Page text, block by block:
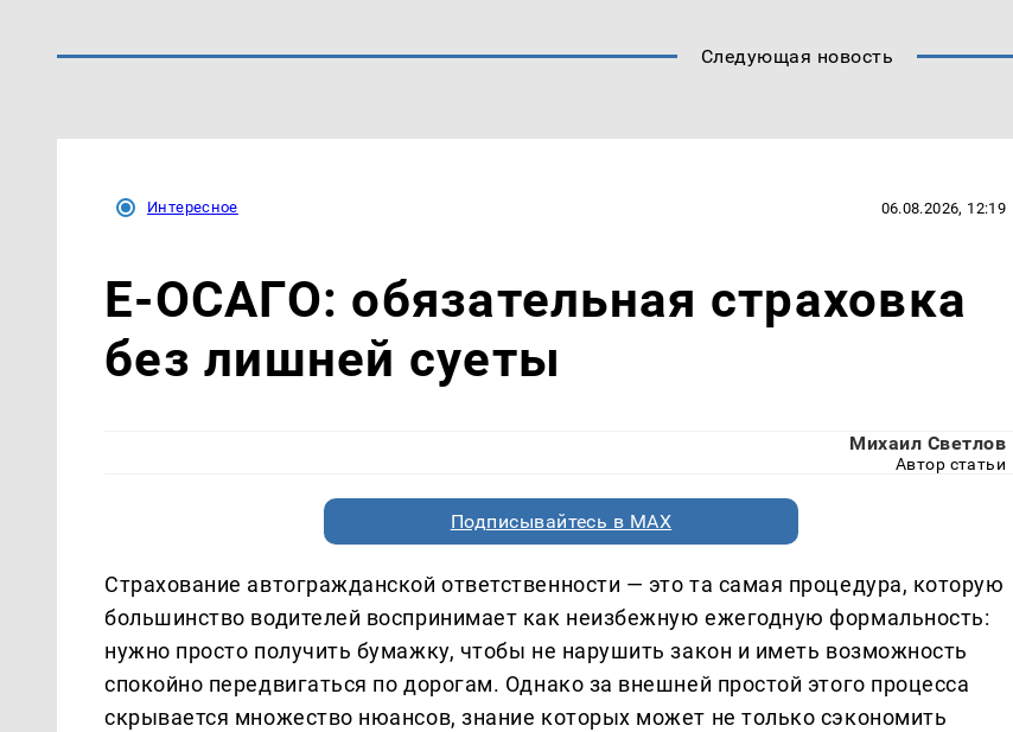
Следующая новость
Интересное 06.08.2026, 12:19
Е-ОСАГО: обязательная страховка
без лишней суеты
Михаил Светлов
Автор статьи
Подписывайтесь в MAX
Страхование автогражданской ответственности — это та самая процедура, которую
большинство водителей воспринимает как неизбежную ежегодную формальность:
нужно просто получить бумажку, чтобы не нарушить закон и иметь возможность
спокойно передвигаться по дорогам. Однако за внешней простой этого процесса
скрывается множество нюансов, знание которых может не только сэкономить